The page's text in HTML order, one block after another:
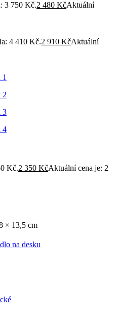
3 750 Kč.2 480 KčAktuální
4 410 Kč.2 910 KčAktuální
Kč.2 350 KčAktuální cena je: 2
× 13,5 cm
na desku